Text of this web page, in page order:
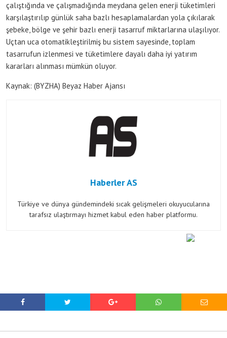
çalıştığında ve çalışmadığında meydana gelen enerji tüketimleri
karşılaştırılıp günlük saha bazlı hesaplamalardan yola çıkılarak
şebeke, bölge ve şehir bazlı enerji tasarruf miktarlarına ulaşılıyor.
Uçtan uca otomatikleştirilmiş bu sistem sayesinde, toplam
tasarrufun izlenmesi ve tüketimlere dayalı daha iyi yatırım
kararları alınması mümkün oluyor.
Kaynak: (BYZHA) Beyaz Haber Ajansı
Haberler AS
Türkiye ve dünya gündemindeki sıcak gelişmeleri okuyucularına
tarafsız ulaştırmayı hizmet kabul eden haber platformu.